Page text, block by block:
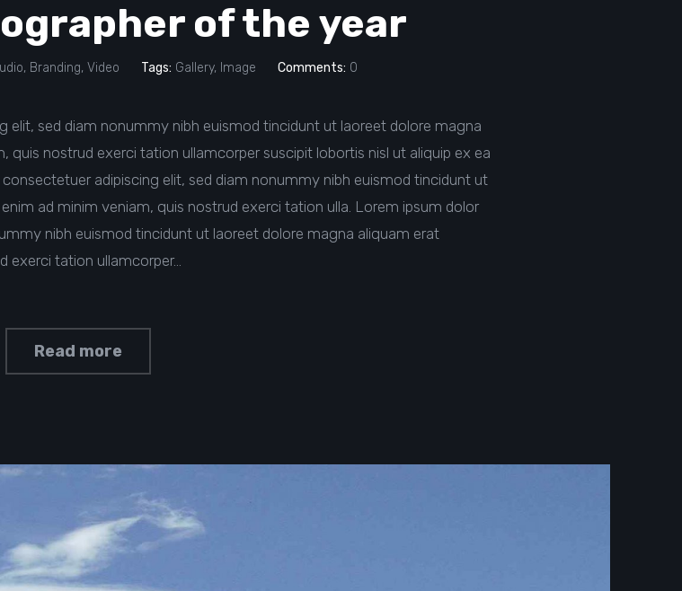
of the year
, Branding, Video Tags: Gallery, Image Comments: 0
sed diam nonummy nibh euismod tincidunt ut laoreet dolore magna
quis nostrud exerci tation ullamcorper suscipit lobortis nisl ut aliquip ex ea
adipiscing elit, sed diam nonummy nibh euismod tincidunt ut
ad minim veniam, quis nostrud exerci tation ulla. Lorem ipsum dolor
nibh euismod tincidunt ut laoreet dolore magna aliquam erat
exerci tation ullamcorper…
Read more